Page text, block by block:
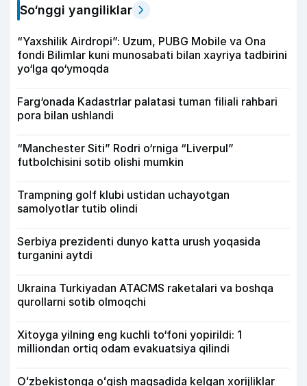
So‘nggi yangiliklar
“Yaxshilik Airdropi”: Uzum, PUBG Mobile va Ona
fondi Bilimlar kuni munosabati bilan xayriya tadbirini
yo‘lga qo‘ymoqda
Farg‘onada Kadastrlar palatasi tuman filiali rahbari
pora bilan ushlandi
“Manchester Siti” Rodri o‘rniga “Liverpul”
futbolchisini sotib olishi mumkin
Trampning golf klubi ustidan uchayotgan
samolyotlar tutib olindi
Serbiya prezidenti dunyo katta urush yoqasida
turganini aytdi
Ukraina Turkiyadan ATACMS raketalari va boshqa
qurollarni sotib olmoqchi
Xitoyga yilning eng kuchli to‘foni yopirildi: 1
milliondan ortiq odam evakuatsiya qilindi
Oʻzbekistonga oʻqish maqsadida kelgan xorijliklar